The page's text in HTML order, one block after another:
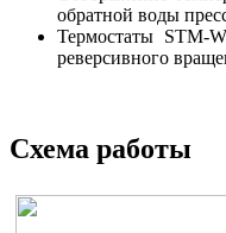
обратной воды
Термостаты STM-
реверсивного
Схема работы